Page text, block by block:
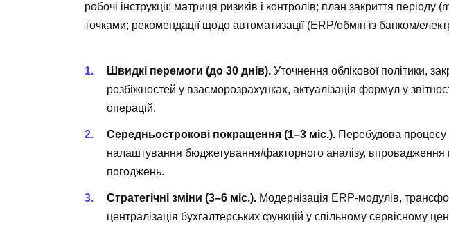
робочі інструкції; матриця ризиків і контролів; план закриття періоду
точками; рекомендації щодо автоматизації (ERP/обмін із банком/
Швидкі перемоги (до 30 днів). Уточнення облікової політики,
розбіжностей у взаєморозрахунках, актуалізація формул у
операцій.
Середньострокові покращення (1–3 міс.). Перебудова процесу
налаштування бюджетування/факторного аналізу, впровадження
погоджень.
Стратегічні зміни (3–6 міс.). Модернізація ERP-модулів,
централізація бухгалтерських функцій у спільному сервісному